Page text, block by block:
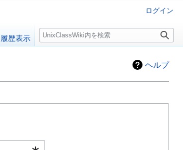
ヘルプ
ログイン
履歴表示
検
索